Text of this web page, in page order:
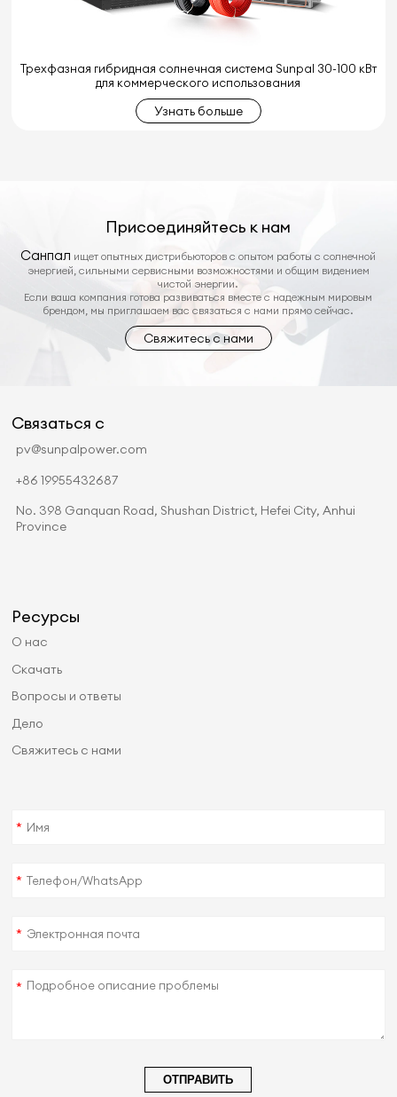
Трехфазная гибридная солнечная система Sunpal 30-100 кВт
для коммерческого использования
Узнать больше
Присоединяйтесь к нам
Санпал ищет опытных дистрибьюторов с опытом работы с солнечной
энергией, сильными сервисными возможностями и общим видением
чистой энергии.
Если ваша компания готова развиваться вместе с надежным мировым
брендом, мы приглашаем вас связаться с нами прямо сейчас.
Свяжитесь с нами
Связаться с
pv@sunpalpower.com
+86 19955432687
No. 398 Ganquan Road, Shushan District, Hefei City, Anhui
Province
Ресурсы
О нас
Скачать
Вопросы и ответы
Дело
Свяжитесь с нами
*
*
*
*
ОТПРАВИТЬ